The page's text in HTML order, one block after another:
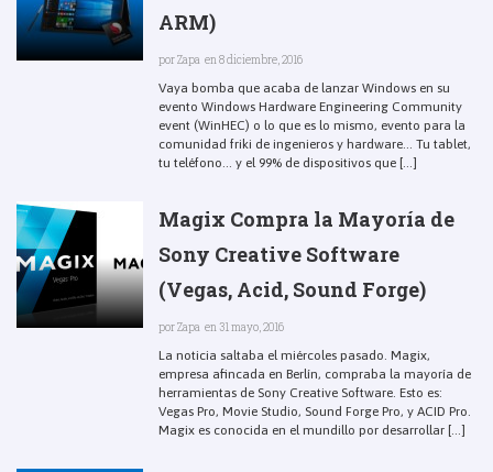
ARM)
porZapa en 8 diciembre, 2016
Vaya bomba que acaba de lanzar Windows en su
evento Windows Hardware Engineering Community
event (WinHEC) o lo que es lo mismo, evento para la
comunidad friki de ingenieros y hardware… Tu tablet,
tu teléfono… y el 99% de dispositivos que [...]
Magix Compra la Mayoría de
Sony Creative Software
(Vegas, Acid, Sound Forge)
porZapa en 31 mayo, 2016
La noticia saltaba el miércoles pasado. Magix,
empresa afincada en Berlín, compraba la mayoría de
herramientas de Sony Creative Software. Esto es:
Vegas Pro, Movie Studio, Sound Forge Pro, y ACID Pro.
Magix es conocida en el mundillo por desarrollar [...]